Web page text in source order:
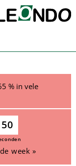
% in vele
50
week »